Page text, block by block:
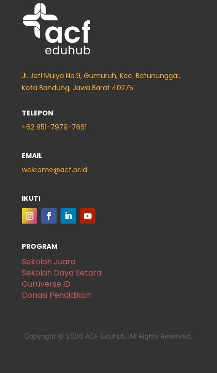
Jl. Jati Mulya No.9, Gumuruh, Kec. Batununggal,
Kota Bandung, Jawa Barat 40275
TELEPON
+62 851-7979-7661
EMAIL
welcome@acf.or.id
IKUTI
PROGRAM
Sekolah Juara
Sekolah Daya Setara
Guruverse.ID
Donasi Pendidikan
Copyright © 2026 ACF Eduhub. All Rights Reserved.